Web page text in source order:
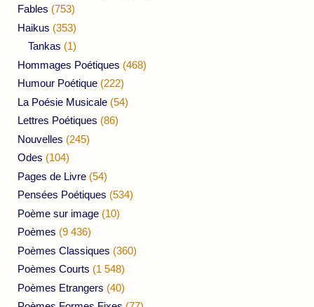
Fables (753)
Haikus (353)
Tankas (1)
Hommages Poétiques (468)
Humour Poétique (222)
La Poésie Musicale (54)
Lettres Poétiques (86)
Nouvelles (245)
Odes (104)
Pages de Livre (54)
Pensées Poétiques (534)
Poème sur image (10)
Poèmes (9 436)
Poèmes Classiques (360)
Poèmes Courts (1 548)
Poèmes Etrangers (40)